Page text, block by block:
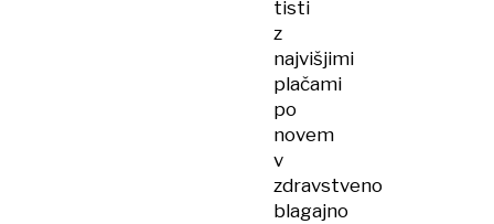
tisti
z
najvišjimi
plačami
po
novem
v
zdravstveno
blagajno